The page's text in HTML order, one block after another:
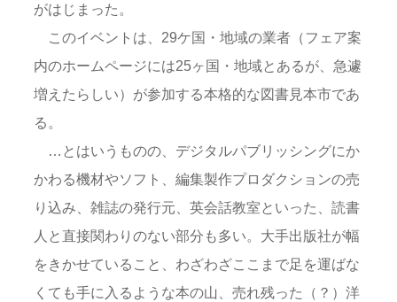
がはじまった。
このイベントは、29ケ国・地域の業者（フェア案
内のホームページには25ヶ国・地域とあるが、急遽
増えたらしい）が参加する本格的な図書見本市であ
る。
…とはいうものの、デジタルパブリッシングにか
かわる機材やソフト、編集製作プロダクションの売
り込み、雑誌の発行元、英会話教室といった、読書
人と直接関わりのない部分も多い。大手出版社が幅
をきかせていること、わざわざここまで足を運ばな
くても手に入るような本の山、売れ残った（？）洋